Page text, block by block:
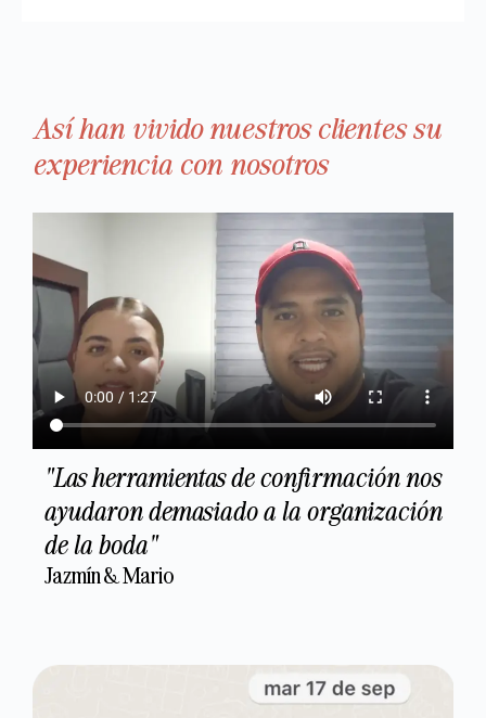
Así han vivido nuestros clientes su
experiencia con nosotros
"Las herramientas de confirmación nos
ayudaron demasiado a la organización
de la boda"
Jazmín & Mario